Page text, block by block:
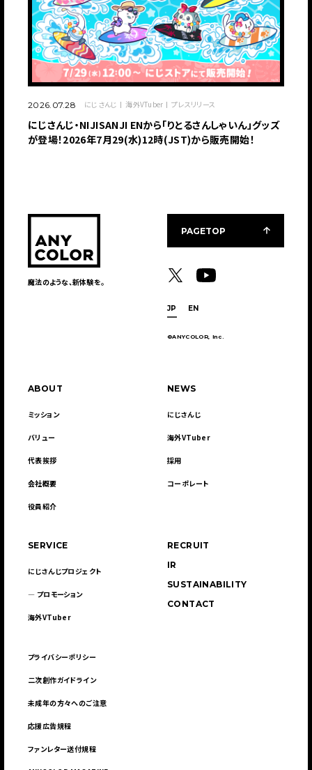
2026.07.28 にじさんじ 海外VTuber プレスリリース
にじさんじ・NIJISANJI ENから「りとるさんしゃいん」グッズ
が登場！2026年7月29(水)12時(JST)から販売開始！
魔法のような、新体験を。
JP EN
©ANYCOLOR, Inc.
ABOUT
ミッション
バリュー
代表挨拶
会社概要
役員紹介
NEWS
にじさんじ
海外VTuber
採用
コーポレート
SERVICE
にじさんじプロジェクト
― プロモーション
海外VTuber
RECRUIT
IR
SUSTAINABILITY
CONTACT
プライバシーポリシー
二次創作ガイドライン
未成年の方々へのご注意
応援広告規程
ファンレター送付規程
PAGETOP